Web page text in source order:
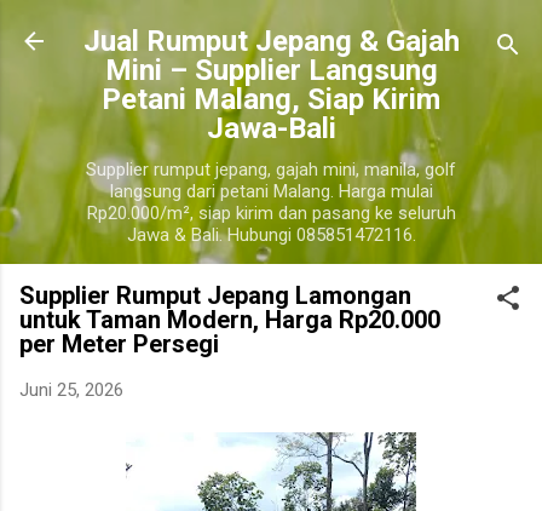
Langsung ke konten utama
​Jual Rumput Jepang & Gajah
Mini – Supplier Langsung
Petani Malang, Siap Kirim
Jawa-Bali
Supplier rumput jepang, gajah mini, manila, golf
langsung dari petani Malang. Harga mulai
Rp20.000/m², siap kirim dan pasang ke seluruh
Jawa & Bali. Hubungi 085851472116.
Supplier Rumput Jepang Lamongan
untuk Taman Modern, Harga Rp20.000
per Meter Persegi
Juni 25, 2026